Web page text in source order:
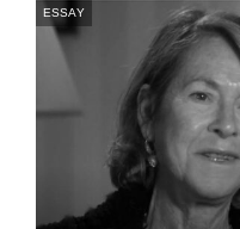
ESSAY